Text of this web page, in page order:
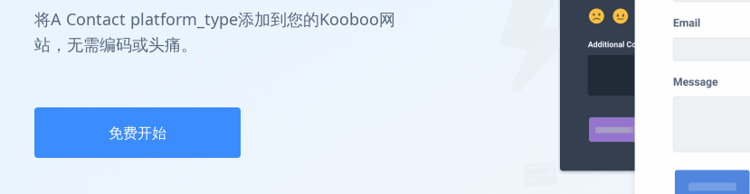
将A Contact platform_type添加到您的Kooboo网
站，无需编码或头痛。
免费开始